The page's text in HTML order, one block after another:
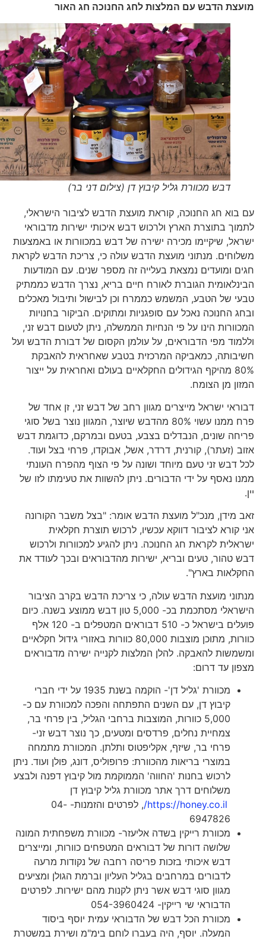
מועצת הדבש עם המלצות לחג החנוכה חג האור
דבש מכוורת גליל קיבוץ דן (צילום דני בר)
עם בוא חג החנוכה, קוראת מועצת הדבש לציבור הישראלי,
לתמוך בתוצרת הארץ ולרכוש דבש איכותי ישירות מדבוראי
ישראל, שיקיימו מכירה ישירה של דבש במכוורות או באמצעות
משלוחים. מנתוני מועצת הדבש עולה כי, צריכת הדבש לקראת
חגים ומועדים נמצאת בעלייה זה מספר שנים. עם המודעות
הבינלאומית הגוברת לאורח חיים בריא, נצרך הדבש כממתיק
טבעי של הטבע, המשמש כממרח וכן לבישול ותיבול מאכלים
ובחג החנוכה נאכל עם סופגניות ומתוקים. הביקור בחנויות
המכוורות הינו על פי הנחיות הממשלה, ניתן לטעום דבש זני,
וללמוד מפי הדבוראים, על עולמן הקסום של דבורת הדבש ועל
חשיבותה, כמאביקה המרכזית בטבע שאחראית להאבקת
80% מהיקף הגידולים החקלאיים בעולם ואחראית על ייצור
המזון מן הצומח.
דבוראי ישראל מייצרים מגוון רחב של דבש זני, זן אחד של
פרח ממנו עשוי 80% מהדבש שיוצר, המגוון נוצר בשל סוגי
פריחה שונים, הנבדלים בצבע, בטעם ובמרקם, כדוגמת דבש
אזוב (זעתר), קורנית, דרדר, אשל, אבוקדו, פרחי בצל ועוד.
לכל דבש זני טעם מיוחד ושונה על פי הצוף מהפרח העונתי
ממנו נאסף על ידי הדבורים. ניתן להשוות את טעימתו לזו של
זאב מידן, מנכ"ל מועצת הדבש אומר: "בצל משבר הקורונה
אני קורא לציבור דווקא עכשיו, לרכוש תוצרת חקלאית
ישראלית לקראת חג החנוכה. ניתן להגיע למכוורות ולרכוש
דבש טהור, טעים ובריא, ישירות מהדבוראים ובכך לעודד את
החקלאות בארץ".
מנתוני מועצת הדבש עולה, כי צריכת הדבש בקרב הציבור
הישראלי מסתכמת בכ- 5,000 טון דבש ממוצע בשנה. כיום
פועלים בישראל כ- 510 דבוראים המטפלים ב- 120 אלף
כוורות, מתוכן מוצבות 80,000 כוורות באזורי גידול חקלאיים
ומשמשות להאבקה. להלן המלצות לקנייה ישירה מדבוראים
מצפון עד דרום:
מכוורת 'גליל דן'- הוקמה בשנת 1935 על ידי חברי
קיבוץ דן, עם השנים התפתחה והפכה למכוורת עם כ-
5,000 כוורות, המוצבות ברחבי הגליל, בין פרחי בר,
צמחיית נחלים, פרדסים ומטעים, כך נוצר דבש זני-
פרחי בר, שיזף, אקליפטוס ותלתן. המכוורת מתמחה
במוצרי בריאות מהכוורת: פרופוליס, דונג, פולן ועוד. ניתן
לרכוש בחנות 'החווה' הממוקמת מול קיבוץ דפנה ולבצע
משלוחים דרך אתר מכוורת גליל קיבוץ דן
https://honey.co.il/
, לפרטים והזמנות- 04-
6947826
מכוורת רייקין בשדה אליעזר- מכוורת משפחתית המונה
שלושה דורות של דבוראים המטפחים כוורות, ומייצרים
דבש איכותי בזכות פריסה רחבה של נקודות מרעה
לדבורים במרחבים בגליל העליון וברמת הגולן ומציעים
מגוון סוגי דבש אשר ניתן לקנות מהם ישירות. לפרטים
הדבוראי שי רייקין- 054-3960424
מכוורת הכל דבש של הדבוראי עמית יוסף ביסוד
המעלה. יוסף, היה בעברו לוחם בימ"מ ושירת במשטרת